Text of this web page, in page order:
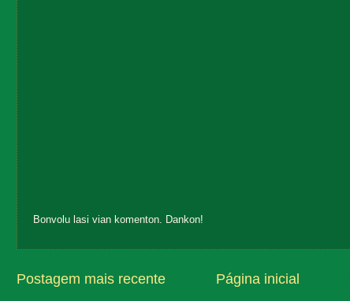
Bonvolu lasi vian komenton. Dankon!
Postagem mais recente Página inicial